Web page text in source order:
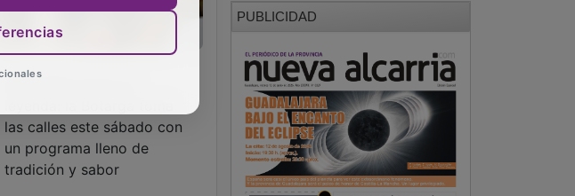
las calles este sábado con
un programa lleno de
tradición y sabor
PUBLICIDAD